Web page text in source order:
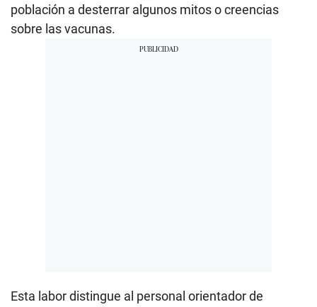
población a desterrar algunos mitos o creencias
sobre las vacunas.
Esta labor distingue al personal orientador de